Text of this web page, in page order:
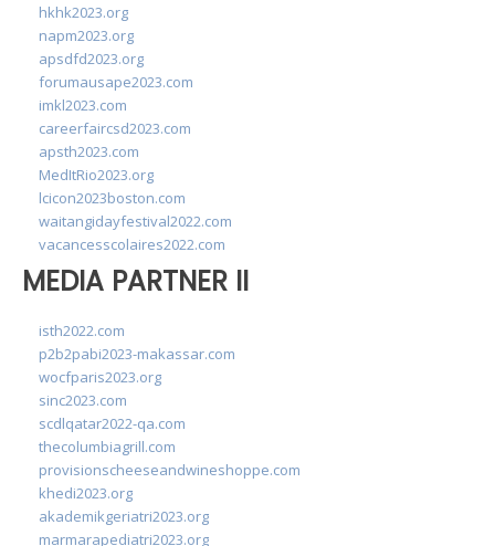
hkhk2023.org
napm2023.org
apsdfd2023.org
forumausape2023.com
imkl2023.com
careerfaircsd2023.com
apsth2023.com
MedItRio2023.org
lcicon2023boston.com
waitangidayfestival2022.com
vacancesscolaires2022.com
MEDIA PARTNER II
isth2022.com
p2b2pabi2023-makassar.com
wocfparis2023.org
sinc2023.com
scdlqatar2022-qa.com
thecolumbiagrill.com
provisionscheeseandwineshoppe.com
khedi2023.org
akademikgeriatri2023.org
marmarapediatri2023.org